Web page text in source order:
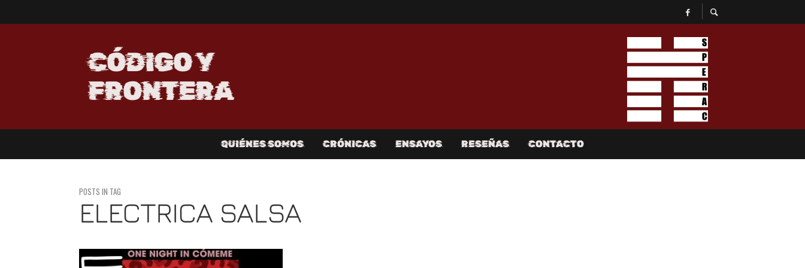
CÓDIGO Y
FRONTERA
QUIÉNES SOMOS CRÓNICAS ENSAYOS RESEÑAS CONTACTO
POSTS IN TAG
ELECTRICA SALSA